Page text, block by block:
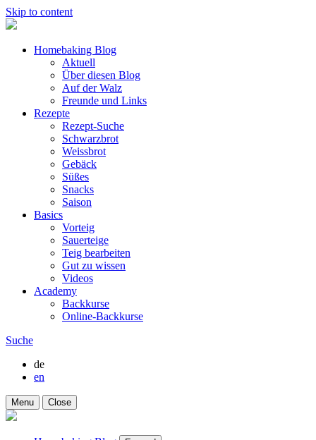
Skip to content
Homebaking Blog
Aktuell
Über diesen Blog
Auf der Walz
Freunde und Links
Rezepte
Rezept-Suche
Schwarzbrot
Weissbrot
Gebäck
Süßes
Snacks
Saison
Basics
Vorteig
Sauerteige
Teig bearbeiten
Gut zu wissen
Videos
Academy
Backkurse
Online-Backkurse
Suche
de
en
Menu Close